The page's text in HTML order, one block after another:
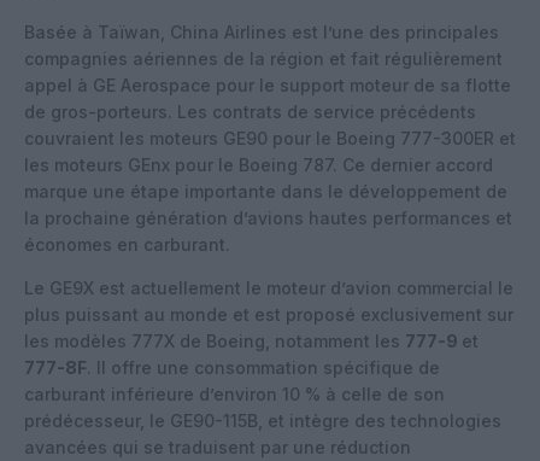
Basée à Taïwan, China Airlines est l’une des principales
compagnies aériennes de la région et fait régulièrement
appel à GE Aerospace pour le support moteur de sa flotte
de gros-porteurs. Les contrats de service précédents
couvraient les moteurs GE90 pour le Boeing 777-300ER et
les moteurs GEnx pour le Boeing 787. Ce dernier accord
marque une étape importante dans le développement de
la prochaine génération d’avions hautes performances et
économes en carburant.
Le GE9X est actuellement le moteur d’avion commercial le
plus puissant au monde et est proposé exclusivement sur
les modèles 777X de Boeing, notamment les 777-9 et
777-8F. Il offre une consommation spécifique de
carburant inférieure d’environ 10 % à celle de son
prédécesseur, le GE90-115B, et intègre des technologies
avancées qui se traduisent par une réduction